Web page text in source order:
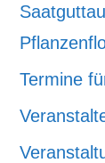
Termine